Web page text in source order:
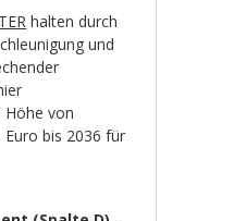
halten durch
und
Höhe von
bis 2036 für